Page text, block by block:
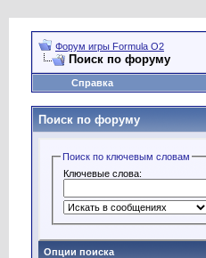
Форум игры Formula O2
Поиск по форуму
Справка
Поиск по форуму
Поиск по ключевым словам
Ключевые слова:
Опции поиска